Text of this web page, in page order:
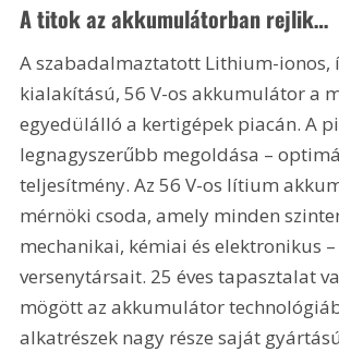
A titok az akkumulátorban rejlik…
A szabadalmaztatott Lithium-ionos,
kialakítású, 56 V-os akkumulátor a
egyedülálló a kertigépek piacán. A
legnagyszerűbb megoldása –
teljesítmény. Az 56 V-os lítium
mérnöki csoda, amely minden
mechanikai, kémiai és elektronikus
versenytársait. 25 éves tapasztalat
mögött az akkumulátor
alkatrészek nagy része saját